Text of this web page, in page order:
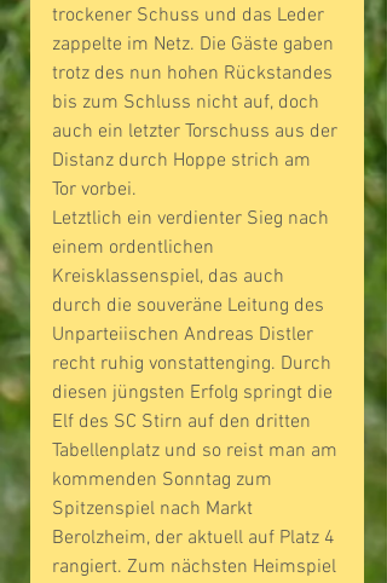
trockener Schuss und das Leder
zappelte im Netz. Die Gäste gaben
trotz des nun hohen Rückstandes
bis zum Schluss nicht auf, doch
auch ein letzter Torschuss aus der
Distanz durch Hoppe strich am
Tor vorbei.
Letztlich ein verdienter Sieg nach
einem ordentlichen
Kreisklassenspiel, das auch
durch die souveräne Leitung des
Unparteiischen Andreas Distler
recht ruhig vonstattenging. Durch
diesen jüngsten Erfolg springt die
Elf des SC Stirn auf den dritten
Tabellenplatz und so reist man am
kommenden Sonntag zum
Spitzenspiel nach Markt
Berolzheim, der aktuell auf Platz 4
rangiert. Zum nächsten Heimspiel